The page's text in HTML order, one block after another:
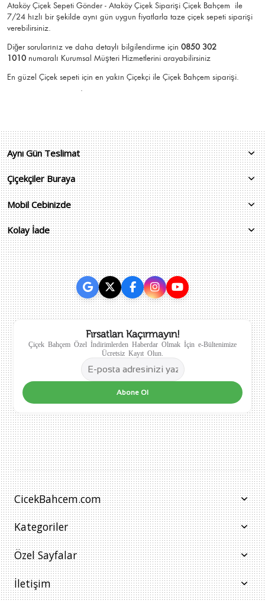
Ataköy Çiçek Sepeti Gönder - Ataköy Çiçek Siparişi Çiçek Bahçem ile
7/24 hızlı bir şekilde aynı gün uygun fiyatlarla taze çiçek sepeti siparişi
verebilirsiniz.
Diğer sorularınız ve daha detaylı bilgilendirme için 0850 302
1010 numaralı Kurumsal Müşteri Hizmetlerini arayabilirsiniz
En güzel Çiçek sepeti için en yakın Çiçekçi ile Çiçek Bahçem siparişi.
.
Aynı Gün Teslimat
Çiçekçiler Buraya
Mobil Cebinizde
Kolay İade
Fırsatları Kaçırmayın!
Çiçek Bahçem Özel İndirimlerden Haberdar Olmak İçin e-Bültenimize
Ücretsiz Kayıt Olun.
Abone Ol
CicekBahcem.com
Kategoriler
Özel Sayfalar
İletişim